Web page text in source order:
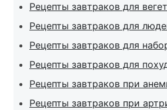
Рецепты завтраков для
Рецепты завтраков для
Рецепты завтраков для
Рецепты завтраков для
Рецепты завтраков при
Рецепты завтраков при